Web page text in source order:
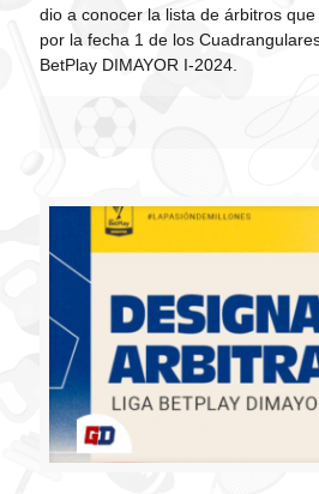
dio a conocer la lista de árbitros
por la fecha 1 de los
BetPlay DIMAYOR I-2024.